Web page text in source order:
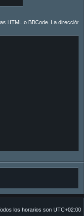
HTML o BBCode. La dirección
los horarios son UTC+02:00